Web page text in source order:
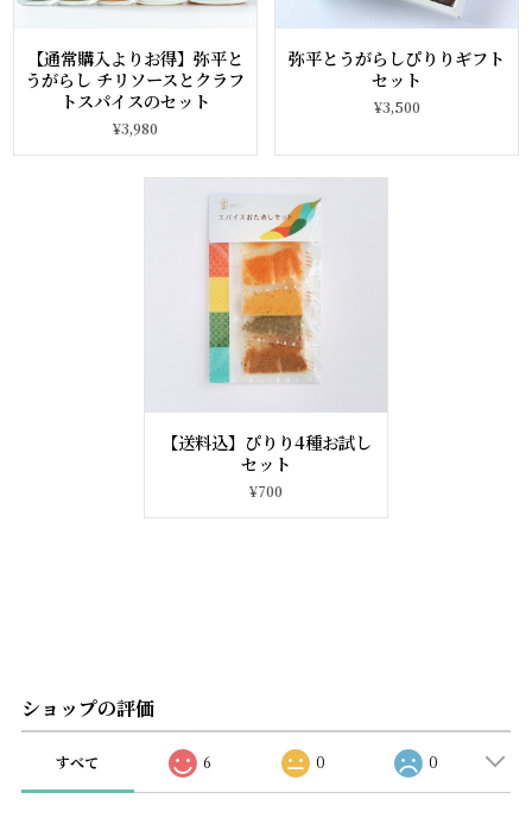
【通常購入よりお得】弥平と
うがらし チリソースとクラフ
トスパイスのセット
¥3,980
弥平とうがらしぴりりギフト
セット
¥3,500
【送料込】ぴりり4種お試し
セット
¥700
ショップの評価
すべて 6 0 0